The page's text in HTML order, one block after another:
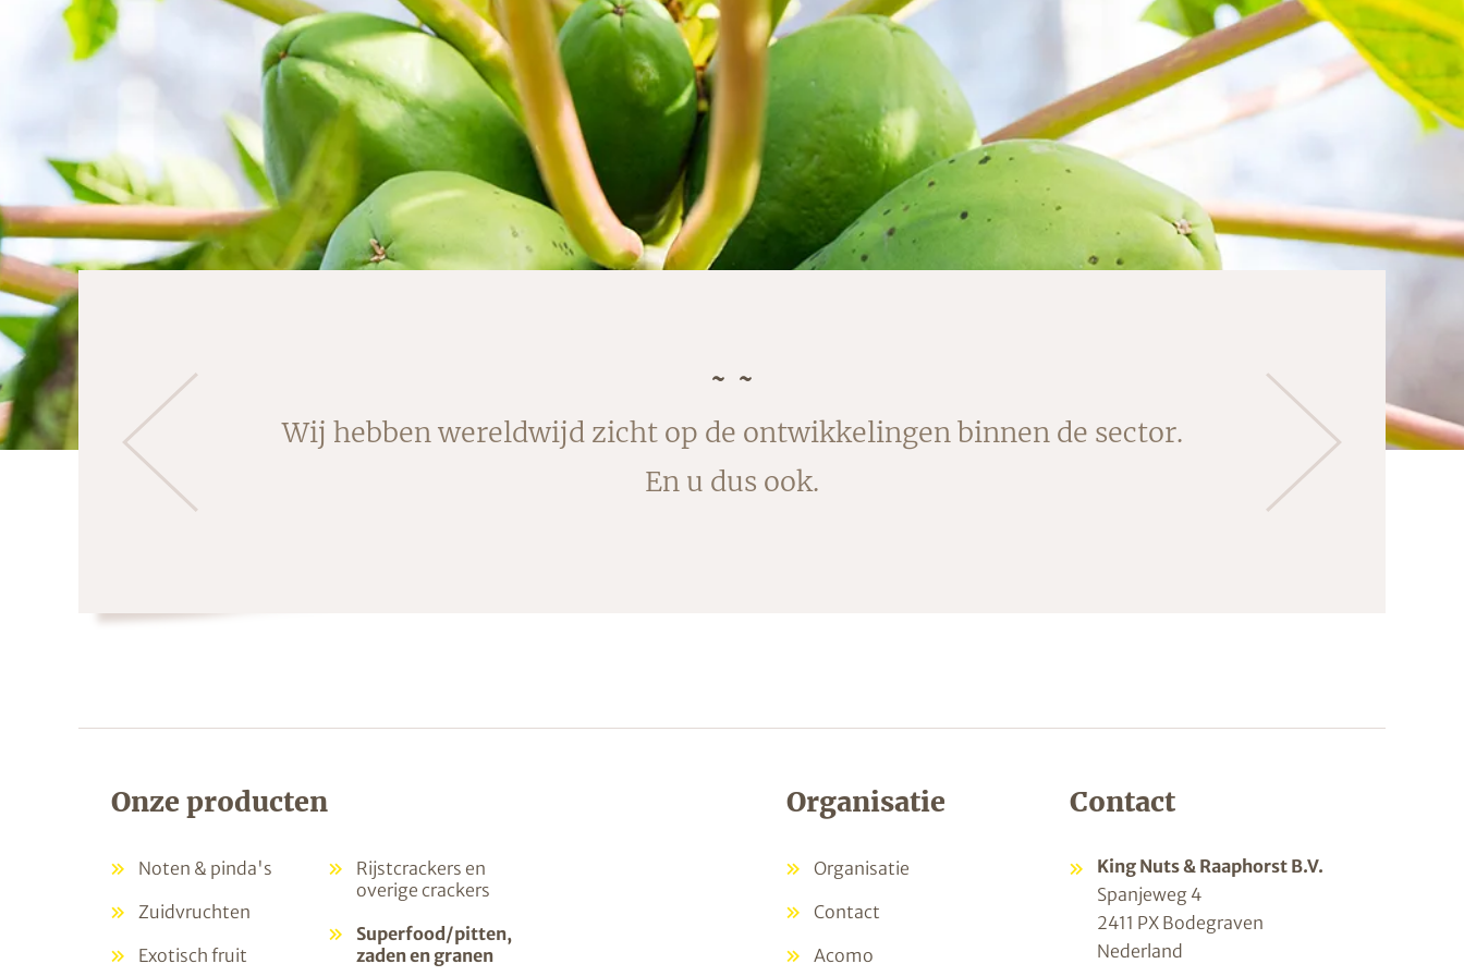
Wij hebben wereldwijd zicht op de ontwikkelingen binnen de sector.
En u dus ook.
Onze producten
Noten & pinda's
Zuidvruchten
Exotisch fruit
Rijstcrackers en
overige crackers
Superfood/pitten,
zaden en granen
Contact
King Nuts & Raaphorst B.V.
Spanjeweg 4
2411 PX Bodegraven
Nederland
Organisatie
Organisatie
Contact
Acomo